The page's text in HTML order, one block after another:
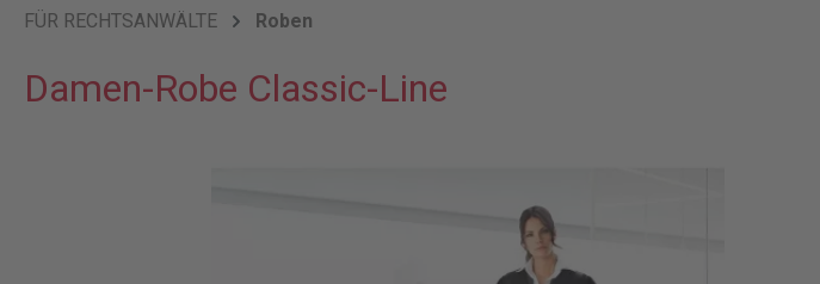
FÜR RECHTSANWÄLTE Roben
Damen-Robe Classic-Line